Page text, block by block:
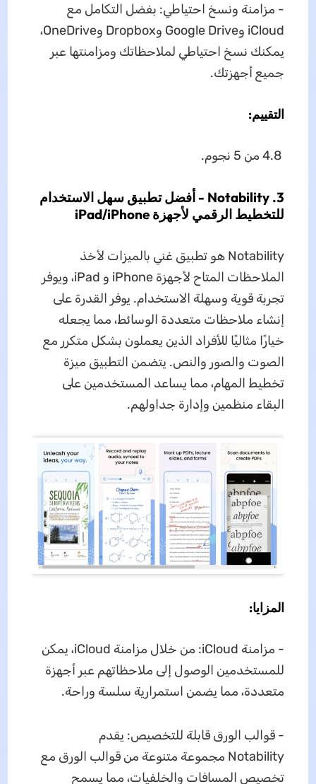
- مزامنة ونسخ احتياطي: بفضل التكامل مع
iCloud وGoogle Drive وDropbox وOneDrive،
يمكنك نسخ احتياطي لملاحظاتك ومزامنتها عبر
جميع أجهزتك.
التقييم:
3. Notability - أفضل تطبيق سهل الاستخدام
للتخطيط الرقمي لأجهزة iPad/iPhone
Notability هو تطبيق غني بالميزات لأخذ
الملاحظات المتاح لأجهزة iPhone و iPad، ويوفر
تجربة قوية وسهلة الاستخدام. يوفر القدرة على
إنشاء ملاحظات متعددة الوسائط، مما يجعله
خيارًا مثاليًا للأفراد الذين يعملون بشكل متكرر مع
الصوت والصور والنص. يتضمن التطبيق ميزة
تخطيط المهام، مما يساعد المستخدمين على
البقاء منظمين وإدارة جداولهم.
المزايا:
- مزامنة iCloud: من خلال مزامنة iCloud، يمكن
للمستخدمين الوصول إلى ملاحظاتهم عبر أجهزة
متعددة، مما يضمن استمرارية سلسة وراحة.
- قوالب الورق قابلة للتخصيص: يقدم
Notability مجموعة متنوعة من قوالب الورق مع
تخصيص المسافات والخلفيات، مما يسمح